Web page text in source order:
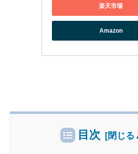
楽天市場
Amazon
目次